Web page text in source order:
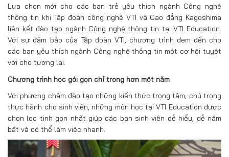
Lựa chọn mới cho các bạn trẻ yêu thích ngành Công nghệ
thông tin khi Tập đoàn công nghệ VTI và Cao đẳng Kagoshima
liên kết đào tạo ngành Công nghệ thông tin tại VTI Education.
Với sự đảm bảo của Tập đoàn VTI, chương trình đem đến cho
các bạn yêu thích ngành Công nghệ thông tin một cơ hội tuyệt
vời cho tương lai.
Chương trình học gói gọn chỉ trong hơn một năm
Với phương châm đào tạo những kiến thức trọng tâm, chú trọng
thực hành cho sinh viên, những môn học tại VTI Education được
chọn lọc tinh gọn nhất giúp các bạn sinh viên dễ hiểu, dễ nắm
bắt và có thể làm việc nhanh.